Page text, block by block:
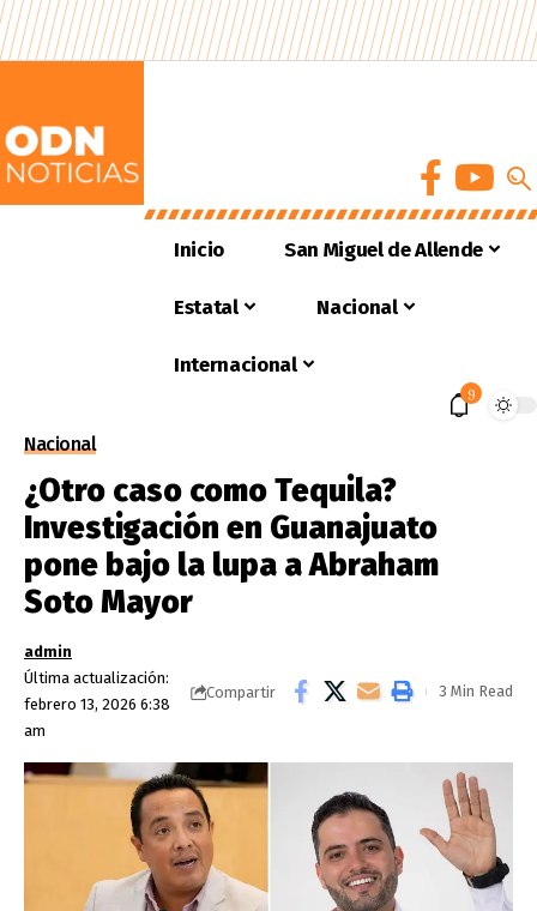
Inicio San Miguel de Allende
Estatal Nacional
Internacional
9
Nacional
¿Otro caso como Tequila?
Investigación en Guanajuato
pone bajo la lupa a Abraham
Soto Mayor
Última actualización:
febrero 13, 2026 6:38
am
admin
Compartir 3 Min Read